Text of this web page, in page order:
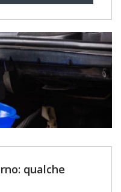
qualche